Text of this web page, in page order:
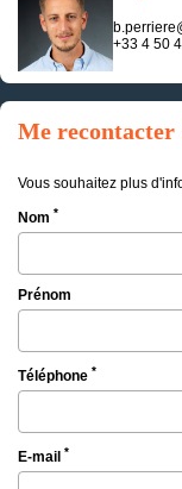
+33 4 50
Me recontacter
Vous souhaitez plus
Nom *
Prénom
Téléphone *
E-mail *